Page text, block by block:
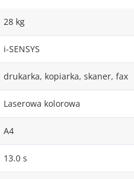
28 kg
i-SENSYS
drukarka, kopiarka, skaner, fax
Laserowa kolorowa
A4
13.0 s